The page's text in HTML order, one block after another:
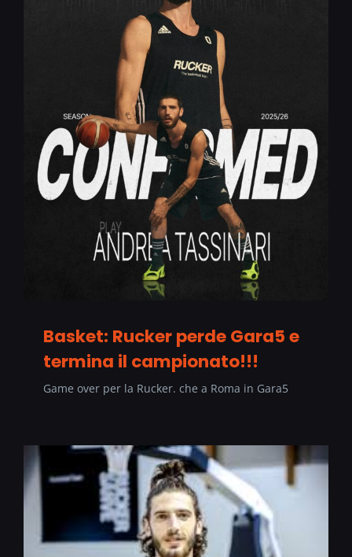
Basket: Rucker perde Gara5 e
termina il campionato!!!
Game over per la Rucker. che a Roma in Gara5